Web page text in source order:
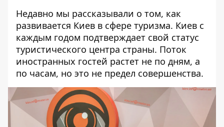
Недавно мы рассказывали о том, как
развивается Киев в сфере туризма. Киев с
каждым годом подтверждает свой статус
туристического центра страны. Поток
иностранных гостей растет не по дням, а
по часам, но это не предел совершенства.